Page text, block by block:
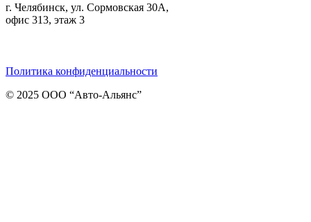
г. Челябинск, ул. Сормовская 30А,
офис 313, этаж 3
Политика конфиденциальности
© 2025 ООО “Авто-Альянс”